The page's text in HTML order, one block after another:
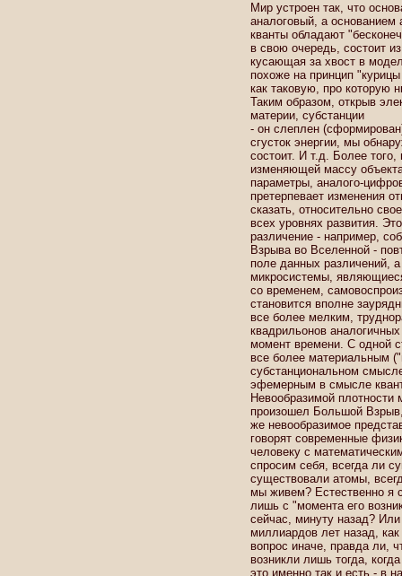
Мир устроен так, что
аналоговый, а основанием
кванты обладают
в свою очередь, состоит
кусающая за хвост в
похоже на принцип
как таковую, про которую
Таким образом, открыв
материи, субстанции
- он слеплен
сгусток энергии, мы
состоит. И т.д. Более того,
изменяющей массу
параметры, аналого-
претерпевает изменения
сказать, относительно
всех уровнях развития.
различение - например,
Взрыва во Вселенной -
поле данных различений,
микросистемы,
со временем,
становится вполне
все более мелким,
квадрильонов
момент времени. С одной
все более материальным
субстанциональном
эфемерным в смысле
Невообразимой плотности
произошел Большой
же невообразимое
говорят современные
человеку с
спросим себя, всегда ли
существовали атомы,
мы живем? Естественно я
лишь с "момента его
сейчас, минуту назад?
миллиардов лет назад,
вопрос иначе, правда ли,
возникли лишь тогда,
это именно так и есть - в